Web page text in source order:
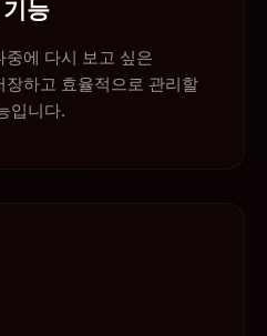
능
중에 다시 보고 싶은
하고 효율적으로 관리할
입니다.